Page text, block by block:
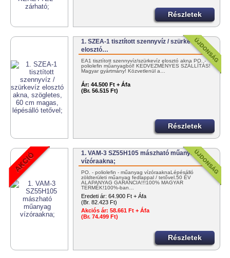
Részletek
1. SZEA-1 tisztított szennyvíz / szürkevíz
elosztó…
EA1 tisztított szennyvíz/szürkevíz elosztó akna PO. -
poliolefin műanyagból! KEDVEZMÉNYES SZÁLLÍTÁS!
Magyar gyártmány! Közvetlenül a…
Ár: 44.500 Ft + Áfa
(Br. 56.515 Ft)
Részletek
1. VAM-3 SZ55H105 mászható műanyag
vízóraakna;
PO. - poliolefin - műanyag vízóraaknaLépésálló
zöldterületi műanyag fedlappal / tetővel.50 ÉV
ALAPANYAG GARANCIA!!!100% MAGYAR
TERMÉK!100%-ban…
Eredeti ár: 64.900 Ft + Áfa
(Br. 82.423 Ft)
Akciós ár: 58.661 Ft + Áfa
(Br. 74.499 Ft)
Részletek